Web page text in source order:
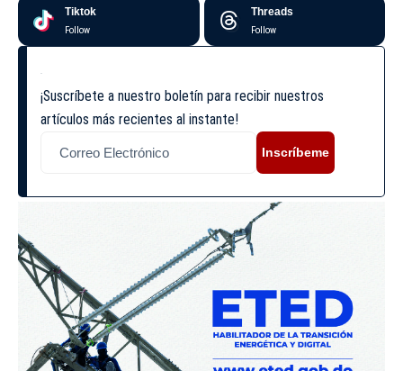
Tiktok
Follow
Threads
Follow
¡Suscríbete a nuestro boletín para recibir nuestros
artículos más recientes al instante!
Inscríbeme